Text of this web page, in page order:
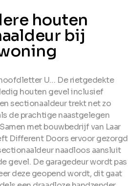
houten
bij
U… De rietgedekte
houten gevel inclusief
sectionaaldeur trekt net zo
de prachtige naastgelegen
met bouwbedrijf van Laar
Different Doors ervoor gezorgd
naadloos aansluit
gevel. De garagedeur wordt pas
deze geopend wordt, dit gaat